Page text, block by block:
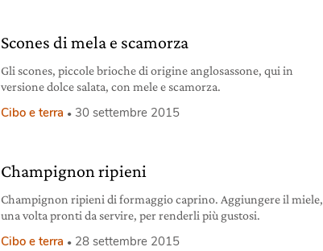
Scones di mela e scamorza
Gli scones, piccole brioche di origine anglosassone, qui in
versione dolce salata, con mele e scamorza.
Cibo e terra 30 settembre 2015
Champignon ripieni
Champignon ripieni di formaggio caprino. Aggiungere il miele,
una volta pronti da servire, per renderli più gustosi.
Cibo e terra 28 settembre 2015